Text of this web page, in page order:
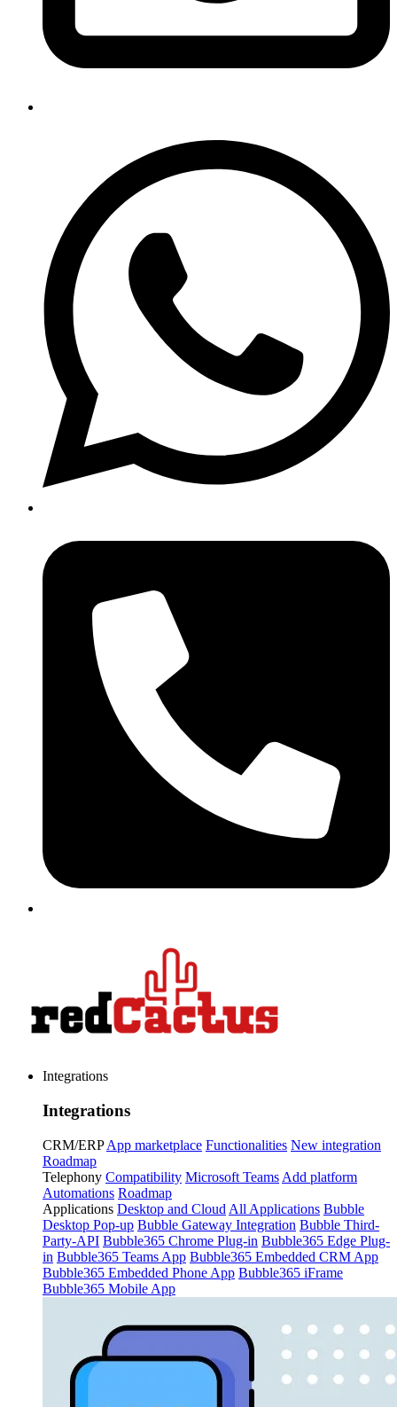
Integrations
Integrations
CRM/ERP App marketplace Functionalities New integration
Roadmap
Telephony Compatibility Microsoft Teams Add platform
Automations Roadmap
Applications Desktop and Cloud All Applications Bubble
Desktop Pop-up Bubble Gateway Integration Bubble Third-
Party-API Bubble365 Chrome Plug-in Bubble365 Edge Plug-
in Bubble365 Teams App Bubble365 Embedded CRM App
Bubble365 Embedded Phone App Bubble365 iFrame
Bubble365 Mobile App